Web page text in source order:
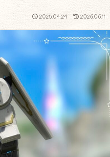
2025.04.24 2026.06.11